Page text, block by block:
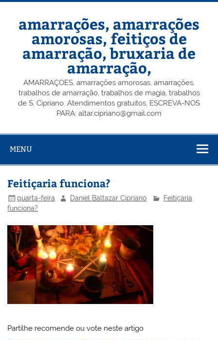
Skip
amarrações, amarrações
amorosas, feitiços de
amarração, bruxaria de
amarração,
AMARRAÇOES, amarrações amorosas, amarrações,
trabalhos de amarração, trabalhos de magia, trabalhos
de S. Cipriano. Atendimentos gratuitos, ESCREVA-NOS
PARA: altar.cipriano@gmail.com
MENU
Feitiçaria funciona?
quarta-feira Daniel Baltazar Cipriano
Feitiçaria
funciona?
Partilhe recomende ou vote neste artigo